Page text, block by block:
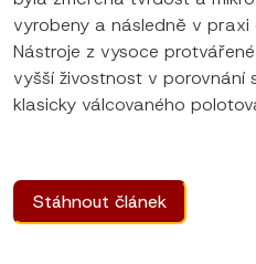
vyrobeny a následně v praxi
Nástroje z vysoce
vyšší živostnost v porovnání
klasicky válcovaného
Stáhnout článek